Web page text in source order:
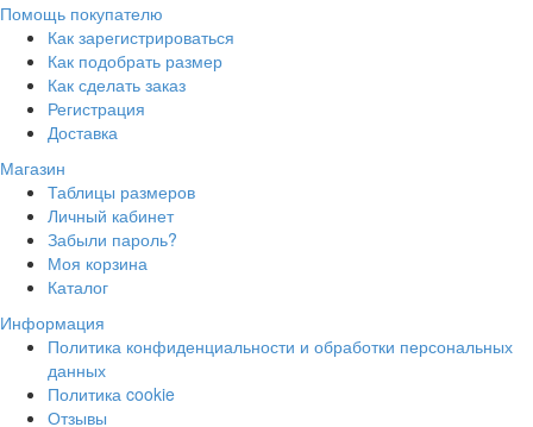
Помощь покупателю
Как зарегистрироваться
Как подобрать размер
Как сделать заказ
Регистрация
Доставка
Магазин
Таблицы размеров
Личный кабинет
Забыли пароль?
Моя корзина
Каталог
Информация
Политика конфиденциальности и обработки персональных
данных
Политика cookie
Отзывы